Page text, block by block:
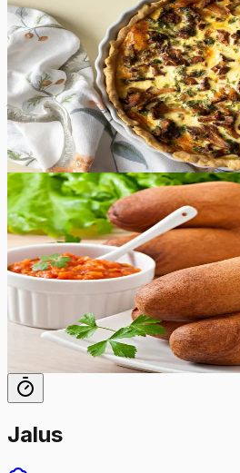
Kukeseene quiche
Kukeseene quiche on elegantne
mis viib keele alla koos maitsvate
juustuga.
min
8 tk
Lihtne
4.8Hinnang:(9)
Corn dogs
Proovige maitsvaid koduseid
Dog'e, mis valmivad vaid poole
ümbritsev tainas on seest
30min
Jalus